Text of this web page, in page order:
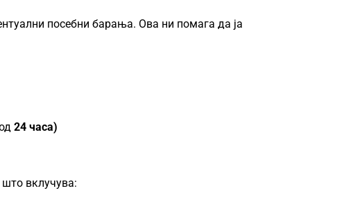
посебни барања. Ова ни помага да ја
24 часа)
вклучува: